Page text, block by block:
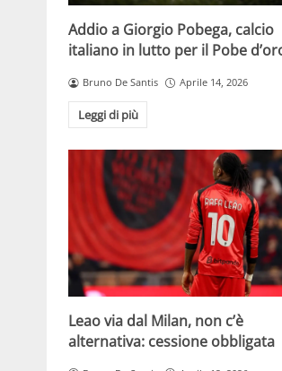
Addio a Giorgio Pobega, calcio
italiano in lutto per il Pobe
Bruno De Santis Aprile 14, 2026
Leggi di più
Leao via dal Milan, non c’è
alternativa: cessione obbligata